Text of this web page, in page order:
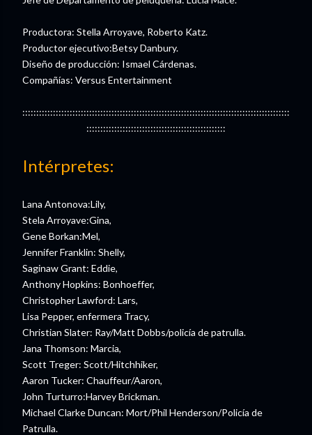
Productora: Stella Arroyave, Roberto Katz.
Productor ejecutivo:Betsy Danbury.
Diseño de producción: Ismael Cárdenas.
Compañías: Versus Entertainment
::::::::::::::::::::::::::::::::::::::::::::::::::::::::::::::::::::::::::::::::::::::::::::::::
::::::::::::::::::::::::::::::::::::::::::::::::::
Intérpretes:
Lana Antonova:Lily,
Stela Arroyave:Gina,
Gene Borkan:Mel,
Jennifer Franklin: Shelly,
Saginaw Grant: Eddie,
Anthony Hopkins: Bonhoeffer,
Christopher Lawford: Lars,
Lisa Pepper, enfermera Tracy,
Christian Slater: Ray/Matt Dobbs/policía de patrulla.
Jana Thomson: Marcia,
Scott Treger: Scott/Hitchhiker,
Aaron Tucker: Chauffeur/Aaron,
John Turturro:Harvey Brickman.
Michael Clarke Duncan: Mort/Phil Henderson/Policía de
Patrulla.